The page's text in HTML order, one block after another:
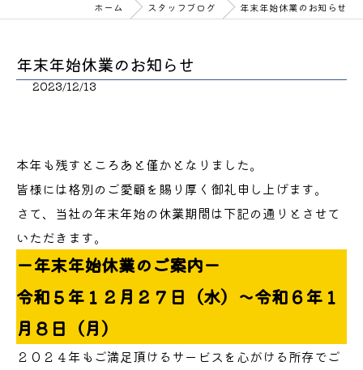
ホーム スタッフブログ 年末年始休業のお知らせ
年末年始休業のお知らせ
2023/12/13
本年も残すところあと僅かとなりました。
皆様には格別のご愛顧を賜り厚く御礼申し上げます。
さて、当社の年末年始の休業期間は下記の通りとさせて
いただきます。
ー年末年始休業のご案内ー
令和５年１２月２７日（水）～令和６年１
月８日（月）
２０２４年もご満足頂けるサービスを心がける所存でご